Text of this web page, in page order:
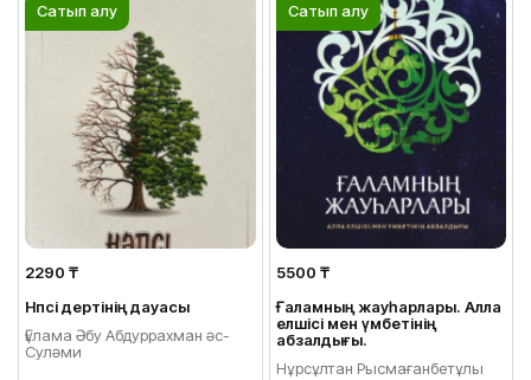
Сатып алу
2290 ₸
Нәпсі дертінің дауасы
Ғұлама Әбу Абдуррахман әс-
Суләми
Сатып алу
5500 ₸
Ғаламның жауһарлары. Алла
елшісі мен үмбетінің
абзалдығы.
Нұрсұлтан Рысмағанбетұлы